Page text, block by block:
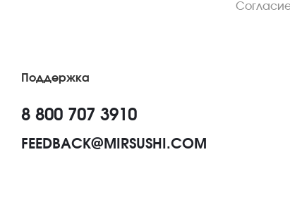
Поддержка
8 800 707 3910
FEEDBACK@MIRSUSHI.COM